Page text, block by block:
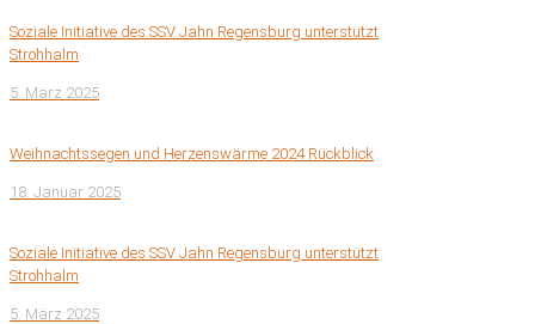
Soziale Initiative des SSV Jahn Regensburg unterstützt
Strohhalm
5. März 2025
Weihnachtssegen und Herzenswärme 2024 Rückblick
18. Januar 2025
Soziale Initiative des SSV Jahn Regensburg unterstützt
Strohhalm
5. März 2025